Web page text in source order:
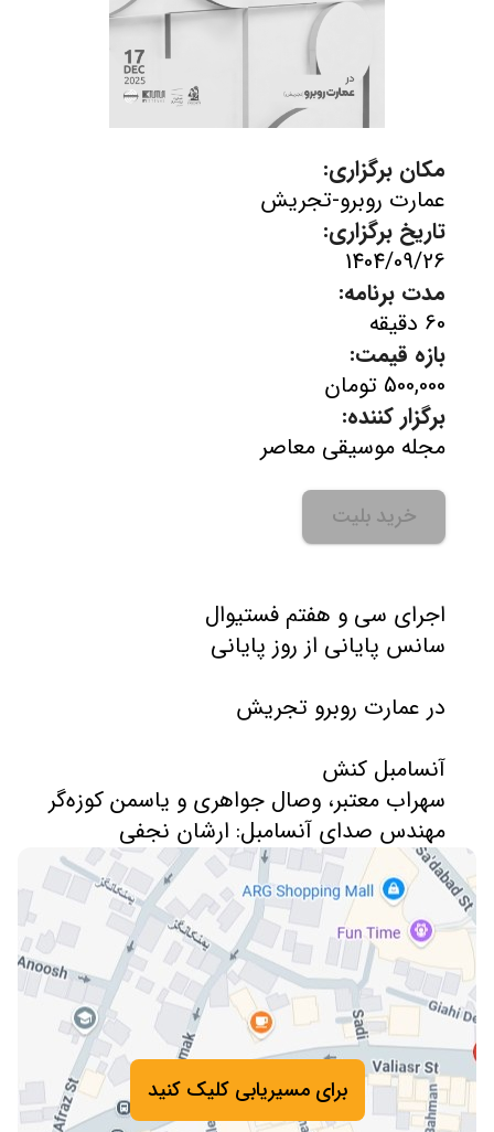
مکان برگزاری:
عمارت روبرو-تجریش
تاریخ برگزاری:
1404/09/26
مدت برنامه:
60 دقیقه
بازه قیمت:
500,000 تومان
برگزار کننده:
مجله موسیقی معاصر
خرید بلیت
مهندس صدای آنسامبل: ارشان نجفی
برای مسیریابی کلیک کنید